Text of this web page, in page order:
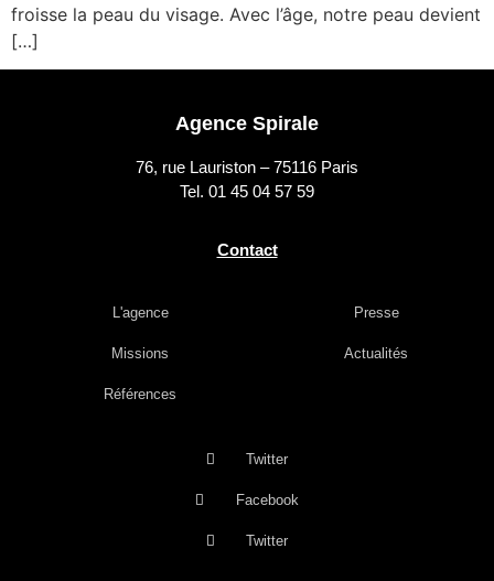
froisse la peau du visage. Avec l’âge, notre peau devient
[…]
Agence Spirale
76, rue Lauriston – 75116 Paris
Tel. 01 45 04 57 59
Contact
L'agence
Missions
Références
Presse
Actualités
Twitter
Facebook
Twitter